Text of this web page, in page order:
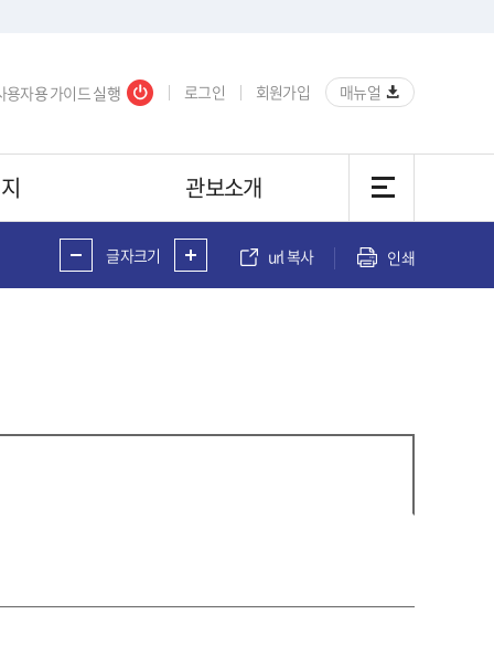
용자용가이드실행 로그인 회원가입 매뉴얼
관보소개
글자크기 url 복사 인쇄